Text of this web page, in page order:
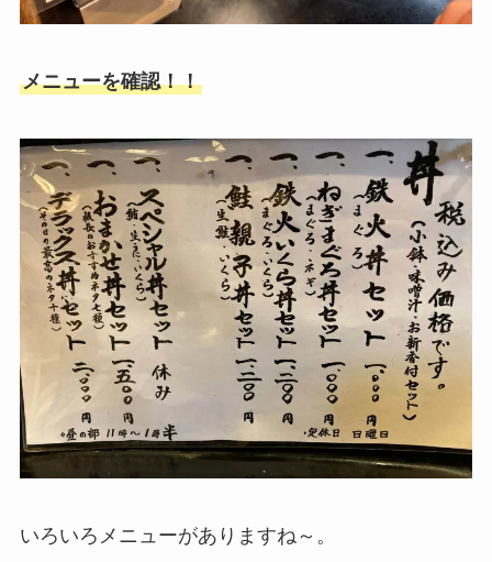
メニューを確認！！
いろいろメニューがありますね～。